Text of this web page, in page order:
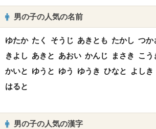
男の子の人気の名前
ゆたか たく そうじ あきとも たかし つか
きよし あきと あおい かんじ まさき こう
かいと ゆうと ゆう ゆうき ひなと よしき
はると
男の子の人気の漢字